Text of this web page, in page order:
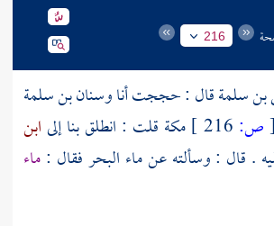
216
سلمةقال : حججت أناوسنان بن سلمة
[ص: مكة قلت : انطلق بنا إلىابن
. قال : وسألته عن ماء البحر فقال :ماء